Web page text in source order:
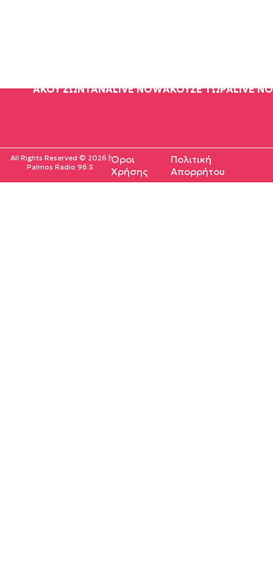
ΑΚΟΥ ΖΩΝΤΑΝΑLIVE NOWΑΚΟΥΣΕ ΤΩΡΑLIVE
All Rights Reserved © 2026 |
Palmos Radio 96.5
Όροι
Χρήσης
Πολιτική
Απορρήτου